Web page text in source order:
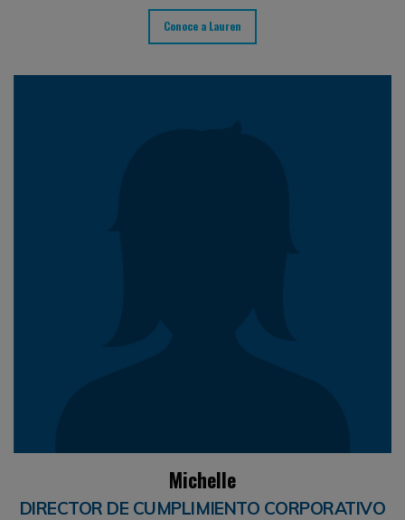
Conoce a Lauren
Michelle
DIRECTOR DE CUMPLIMIENTO CORPORATIVO